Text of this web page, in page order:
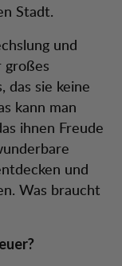
Stadt.
und
großes
das sie keine
kann man
ihnen Freude
und
Was braucht